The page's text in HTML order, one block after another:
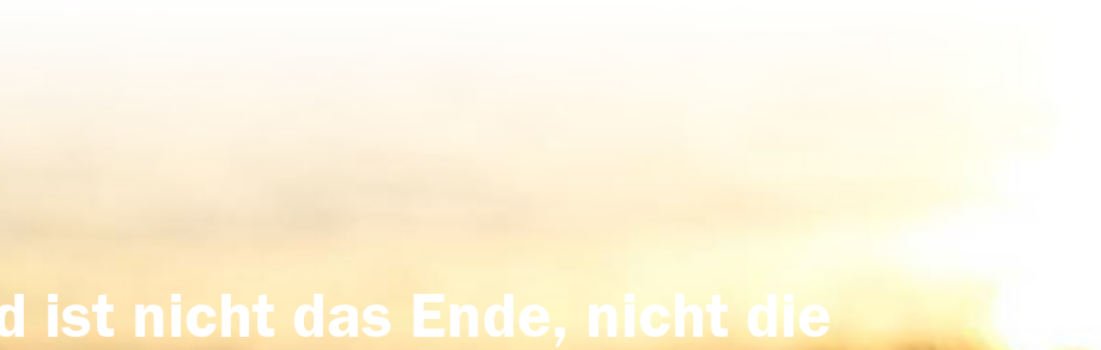
ist nicht das Ende, nicht die